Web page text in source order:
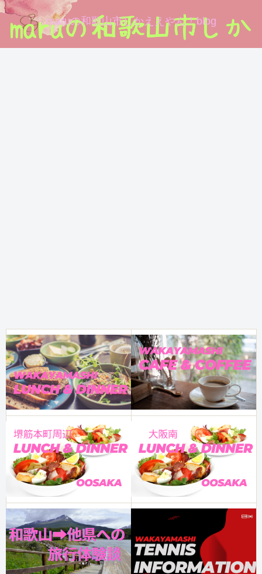
maruの和歌山市しかええやん！blog